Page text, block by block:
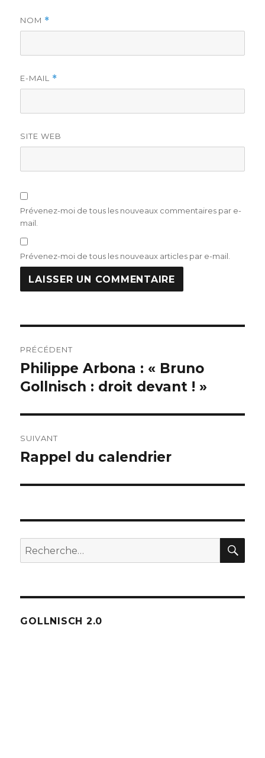
NOM *
E-MAIL *
SITE WEB
Prévenez-moi de tous les nouveaux commentaires par e-
mail.
Prévenez-moi de tous les nouveaux articles par e-mail.
de
l’article
PRÉCÉDENT
Publication
précédente :
Philippe Arbona : « Bruno
Gollnisch : droit devant ! »
SUIVANT
Publication
Rappel du calendrier
Recherche
pour :
GOLLNISCH 2.0